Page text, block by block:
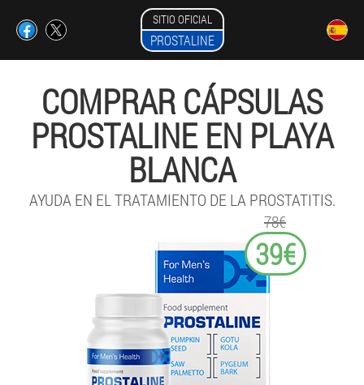
SITIO OFICIAL
PROSTALINE
COMPRAR CÁPSULAS
PROSTALINE EN PLAYA
BLANCA
AYUDA EN EL TRATAMIENTO DE LA PROSTATITIS.
78€
39€